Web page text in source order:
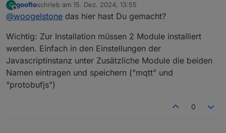
in der App geht alles seinen Lauf.
G goofloschrieb am 15. Dez. 2024, 13:55
zuletzt editiert von
@woogelstone das hier hast Du gemacht?
Wichtig: Zur Installation müssen 2 Module installiert
werden. Einfach in den Einstellungen der
Javascriptinstanz unter Zusätzliche Module die beiden
Namen eintragen und speichern ("mqtt" und
"protobufjs")
0